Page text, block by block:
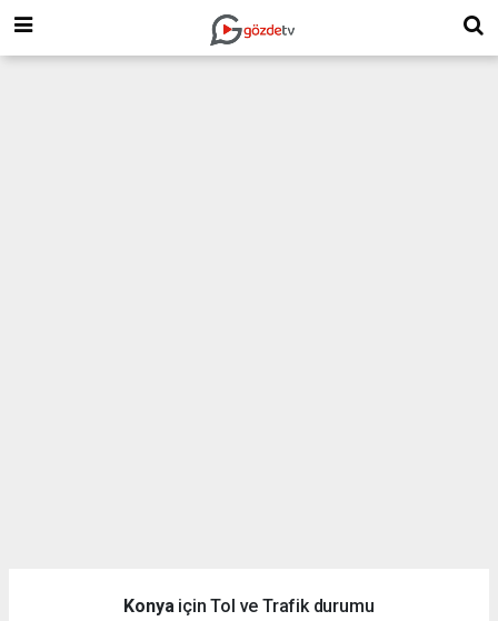
Konya için Tol ve Trafik durumu